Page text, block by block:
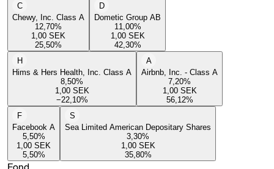
C
Chewy, Inc. Class A
12,70%
1,00 SEK
25,50%
D
Dometic Group AB
11,00%
1,00 SEK
42,30%
H
Hims & Hers Health, Inc. Class A
8,50%
1,00 SEK
−22,10%
A
Airbnb, Inc. - Class A
7,20%
1,00 SEK
56,12%
F
Facebook A
5,50%
1,00 SEK
5,50%
S
Sea Limited American Depositary Shares
3,30%
1,00 SEK
35,80%